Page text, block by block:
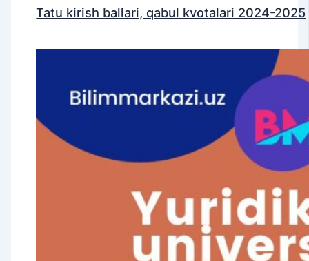
Tatu kirish ballari, qabul kvotalari 2024-2025